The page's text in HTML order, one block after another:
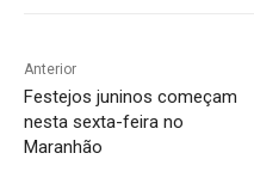
Anterior
Festejos juninos começam
nesta sexta-feira no
Maranhão